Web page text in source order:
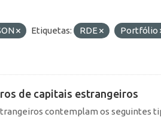
Etiquetas: RDE
Portfólio
de capitais estrangeiros
contemplam os seguintes